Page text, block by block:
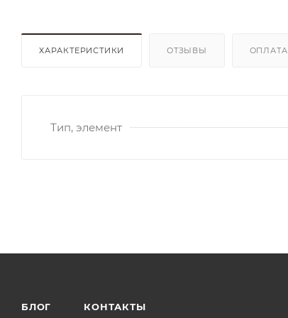
ХАРАКТЕРИСТИКИ ОТЗЫВЫ ОПЛАТА
Тип, элемент
БЛОГ КОНТАКТЫ